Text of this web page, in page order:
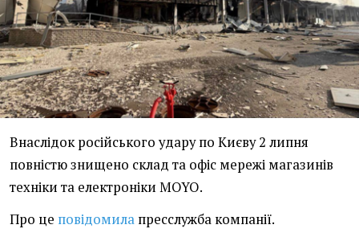
Внаслідок російського удару по Києву 2 липня
повністю знищено склад та офіс мережі магазинів
техніки та електроніки MOYO.
Про це повідомила пресслужба компанії.